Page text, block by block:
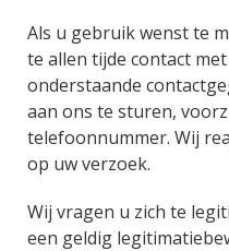
Als u gebruik wenst te
te allen tijde contact
onderstaande
aan ons te sturen,
telefoonnummer. Wij
op uw verzoek.
Wij vragen u zich te
een geldig